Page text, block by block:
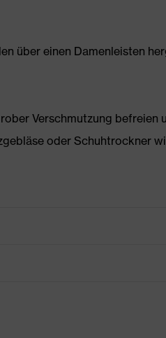
über einen Damenleisten
Verschmutzung
oder Schuhtrockner